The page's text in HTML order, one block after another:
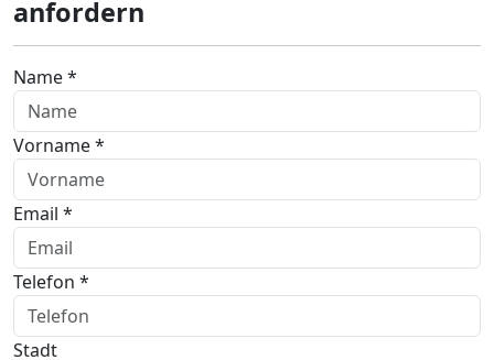
anfordern
Name *
Vorname *
Email *
Telefon *
Stadt